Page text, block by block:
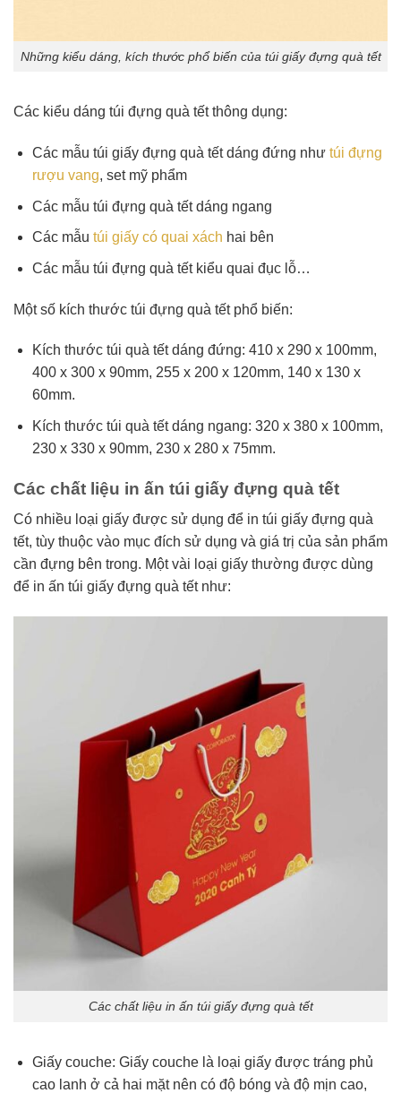
Những kiểu dáng, kích thước phổ biến của túi giấy đựng quà tết
Các kiểu dáng túi đựng quà tết thông dụng:
Các mẫu túi giấy đựng quà tết dáng đứng như túi đựng
rượu vang, set mỹ phẩm
Các mẫu túi đựng quà tết dáng ngang
Các mẫu túi giấy có quai xách hai bên
Các mẫu túi đựng quà tết kiểu quai đục lỗ…
Một số kích thước túi đựng quà tết phổ biến:
Kích thước túi quà tết dáng đứng: 410 x 290 x 100mm,
400 x 300 x 90mm, 255 x 200 x 120mm, 140 x 130 x
60mm.
Kích thước túi quà tết dáng ngang: 320 x 380 x 100mm,
230 x 330 x 90mm, 230 x 280 x 75mm.
Các chất liệu in ấn túi giấy đựng quà tết
Có nhiều loại giấy được sử dụng để in túi giấy đựng quà
tết, tùy thuộc vào mục đích sử dụng và giá trị của sản phẩm
cần đựng bên trong. Một vài loại giấy thường được dùng
để in ấn túi giấy đựng quà tết như:
Các chất liệu in ấn túi giấy đựng quà tết
Giấy couche: Giấy couche là loại giấy được tráng phủ
cao lanh ở cả hai mặt nên có độ bóng và độ mịn cao,